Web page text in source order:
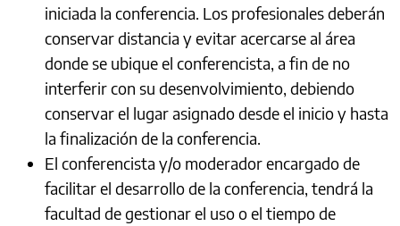
iniciada la conferencia. Los profesionales deberán
conservar distancia y evitar acercarse al área
donde se ubique el conferencista, a fin de no
interferir con su desenvolvimiento, debiendo
conservar el lugar asignado desde el inicio y hasta
la finalización de la conferencia.
El conferencista y/o moderador encargado de
facilitar el desarrollo de la conferencia, tendrá la
facultad de gestionar el uso o el tiempo de